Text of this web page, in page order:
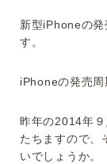
新型iPhoneの発
す。
iPhoneの発売周
昨年の2014年
たちますので、
いでしょうか。